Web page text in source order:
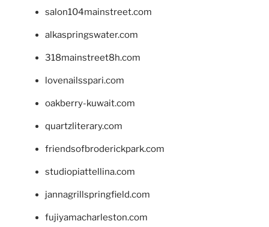
salon104mainstreet.com
alkaspringswater.com
318mainstreet8h.com
lovenailsspari.com
oakberry-kuwait.com
quartzliterary.com
friendsofbroderickpark.com
studiopiattellina.com
jannagrillspringfield.com
fujiyamacharleston.com